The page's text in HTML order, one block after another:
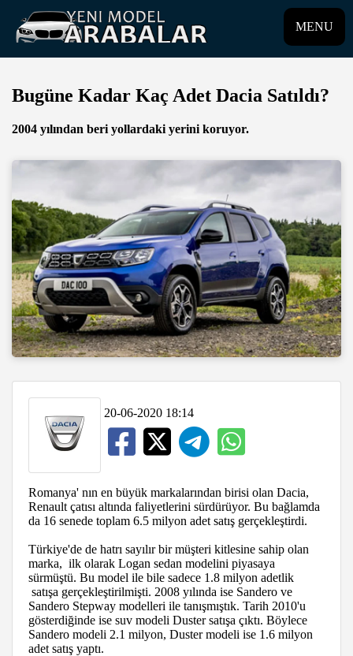
MENU
Bugüne Kadar Kaç Adet Dacia Satıldı?
2004 yılından beri yollardaki yerini koruyor.
20-06-2020 18:14
Romanya' nın en büyük markalarından birisi olan Dacia,
Renault çatısı altında faliyetlerini sürdürüyor. Bu bağlamda
da 16 senede toplam 6.5 milyon adet satış gerçekleştirdi.
Türkiye'de de hatrı sayılır bir müşteri kitlesine sahip olan
marka, ilk olarak Logan sedan modelini piyasaya
sürmüştü. Bu model ile bile sadece 1.8 milyon adetlik
satışa gerçekleştirilmişti. 2008 yılında ise Sandero ve
Sandero Stepway modelleri ile tanışmıştık. Tarih 2010'u
gösterdiğinde ise suv modeli Duster satışa çıktı. Böylece
Sandero modeli 2.1 milyon, Duster modeli ise 1.6 milyon
adet satış yaptı.